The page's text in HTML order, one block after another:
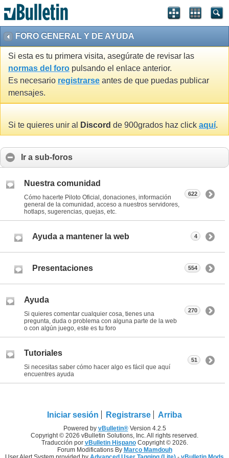
FORO GENERAL Y DE AYUDA
Si esta es tu primera visita, asegúrate de revisar las
normas del foro pulsando el enlace anterior.
Es necesario registrarse antes de que puedas publicar
mensajes.
Si te quieres unir al Discord de 900grados haz click aquí.
Ir a sub-foros
Nuestra comunidad
Cómo hacerte Piloto Oficial, donaciones, información
general de la comunidad, acceso a nuestros servidores,
hotlaps, sugerencias, quejas, etc.
622
Ayuda a mantener la web 4
Presentaciones 554
Ayuda
Si quieres comentar cualquier cosa, tienes una
pregunta, duda o problema con alguna parte de la web
o con algún juego, este es tu foro
270
Tutoriales
Si necesitas saber cómo hacer algo es fácil que aquí
encuentres ayuda
51
Iniciar sesión Registrarse Arriba
Powered by vBulletin®Version 4.2.5
Copyright © 2026 vBulletin Solutions, Inc. All rights reserved.
Traducción por vBulletin HispanoCopyright © 2026.
Forum Modifications By Marco Mamdouh